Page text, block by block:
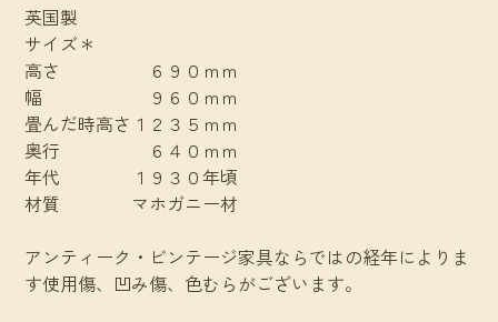
英国製
サイズ＊
高さ ６９０ｍｍ
幅 ９６０ｍｍ
畳んだ時高さ１２３５ｍｍ
奥行 ６４０ｍｍ
年代 １９３０年頃
材質 マホガニー材
アンティーク・ビンテージ家具ならではの経年によりま
す使用傷、凹み傷、色むらがございます。